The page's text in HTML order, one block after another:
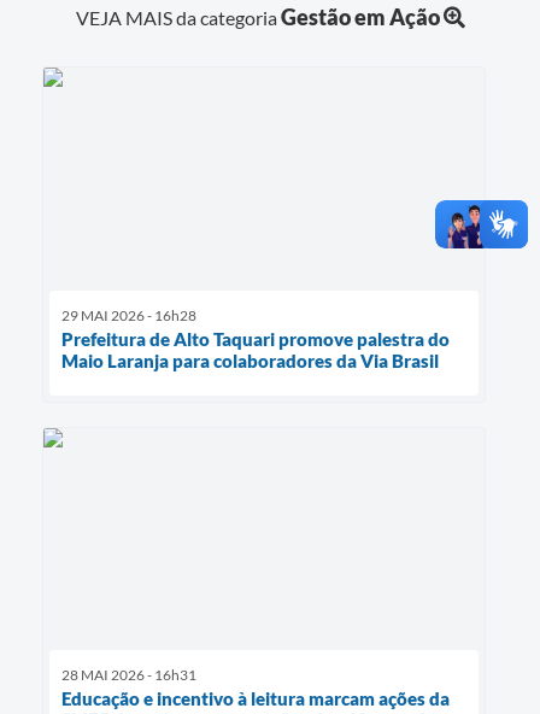
VEJA MAIS da categoriaGestão em Ação
29 MAI 2026 - 16h28
Prefeitura de Alto Taquari promove palestra do
Maio Laranja para colaboradores da Via Brasil
28 MAI 2026 - 16h31
Educação e incentivo à leitura marcam ações da